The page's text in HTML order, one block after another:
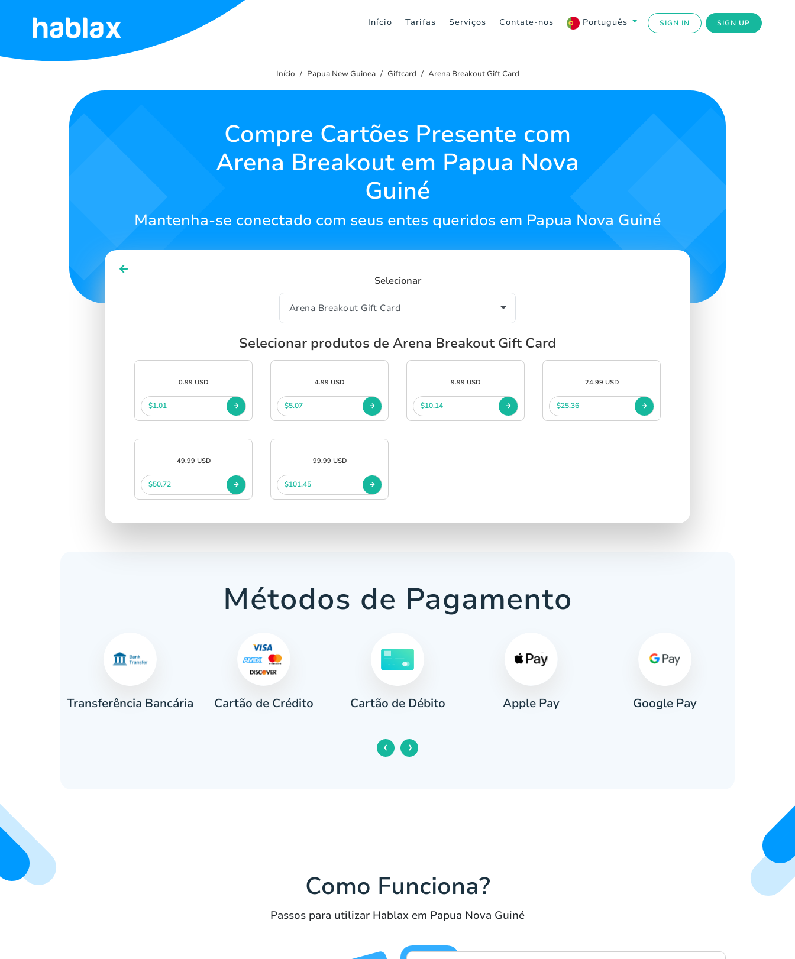
Início Tarifas Serviços Contate-nos Português SIGN IN SIGN UP
Início
Início Papua New Guinea Giftcard Arena Breakout Gift Card
Compre Cartões Presente com
Arena Breakout em Papua Nova
Guiné
Mantenha-se conectado com seus entes queridos em Papua Nova Guiné
Selecionar
Selecionar produtos de Arena Breakout Gift Card
0.99 USD
$1.01
4.99 USD
$5.07
9.99 USD
$10.14
24.99 USD
$25.36
49.99 USD
$50.72
99.99 USD
$101.45
Métodos de Pagamento
Transferência Bancária Cartão de Crédito Cartão de Débito Apple Pay Google Pay
‹ ›
Como Funciona?
Passos para utilizar Hablax em Papua Nova Guiné